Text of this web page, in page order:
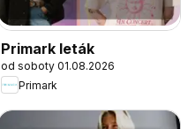
Primark leták
od soboty 01.08.2026
Primark